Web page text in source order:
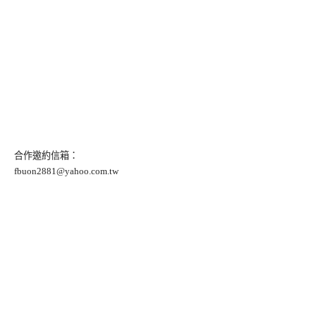
合作邀約信箱：
fbuon2881@yahoo.com.tw